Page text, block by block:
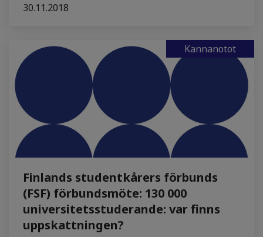
30.11.2018
Kannanotot
Finlands studentkårers förbunds
(FSF) förbundsmöte: 130 000
universitetsstuderande: var finns
uppskattningen?